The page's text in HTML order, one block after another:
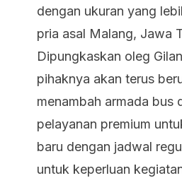
dengan ukuran yang
pria asal Malang, Jawa
Dipungkaskan oleg
pihaknya akan terus
menambah armada bus
pelayanan premium
baru dengan jadwal
untuk keperluan